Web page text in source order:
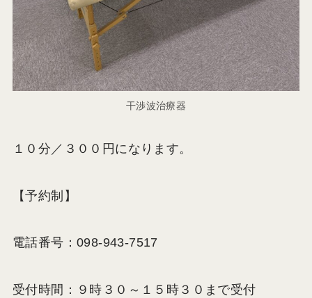
干渉波治療器
１０分／３００円になります。
【予約制】
電話番号：098-943-7517
受付時間：９時３０～１５時３０まで受付